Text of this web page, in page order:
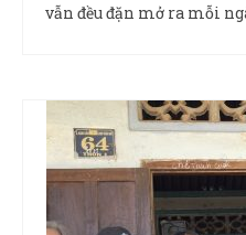
vẫn đều đặn mở ra mỗi